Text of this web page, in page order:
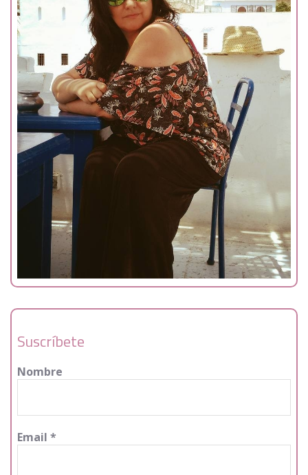
Suscríbete
Nombre
Email *